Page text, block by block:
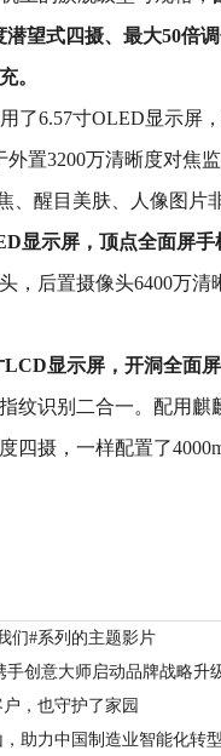
潜望式四摄、最大50倍
。
了6.57寸OLED显示屏
外置3200万清晰度对焦
、醒目美肤、人像图片
显示屏，顶点全面屏手
，后置摄像头6400万
LCD显示屏，开洞全面
纹识别二合一。配用麒
四摄，一样配置了
们#系列的主题影片
创意大师启动品牌战略升
，也守护了家园
助力中国制造业智能化转型